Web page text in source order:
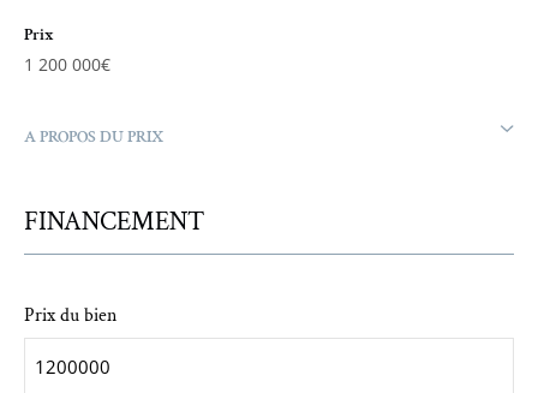
Prix
1 200 000€
A PROPOS DU PRIX
FINANCEMENT
Prix du bien